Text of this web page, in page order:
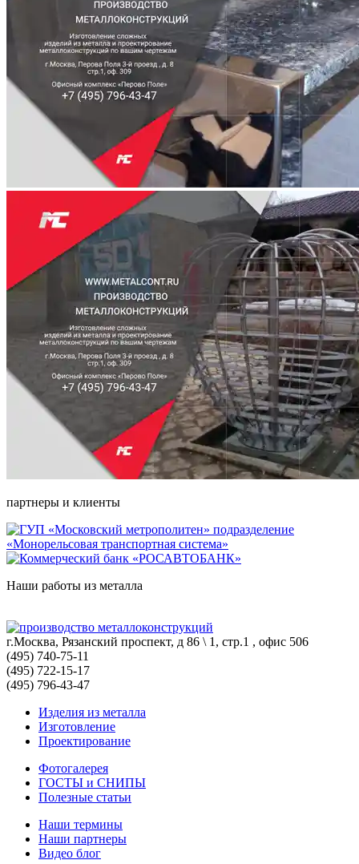
партнеры и клиенты
Наши работы из металла
г.Москва, Рязанский проспект, д 86 \ 1, стр.1 , офис 506
(495) 740-75-11
(495) 722-15-17
(495) 796-43-47
Изделия из металла
Изготовление
Проектирование
Фотогалерея
ГОСТЫ и СНИПЫ
Полезные статьи
Наши термины
Наши партнеры
Видео блог